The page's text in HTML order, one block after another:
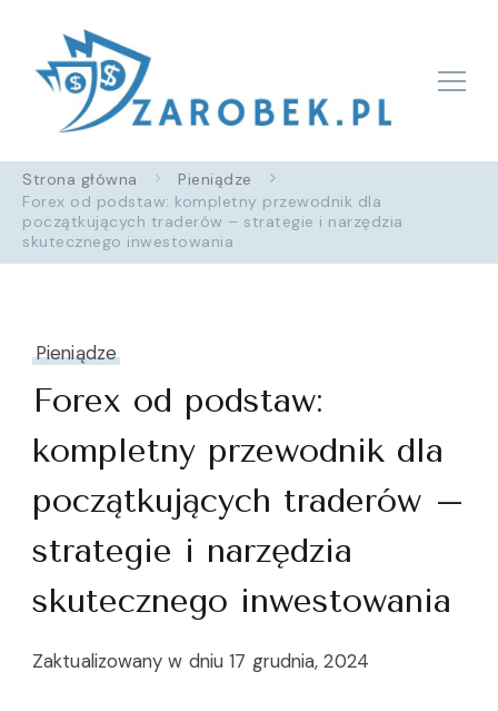
Strona główna
Pieniądze
Forex od podstaw: kompletny przewodnik dla
początkujących traderów – strategie i narzędzia
skutecznego inwestowania
Pieniądze
Forex od podstaw:
kompletny przewodnik dla
początkujących traderów –
strategie i narzędzia
skutecznego inwestowania
Zaktualizowany w dniu17 grudnia, 2024